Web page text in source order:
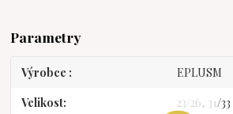
Parametry
Výrobce EPLUSM
Velikost 23/26, 31/33